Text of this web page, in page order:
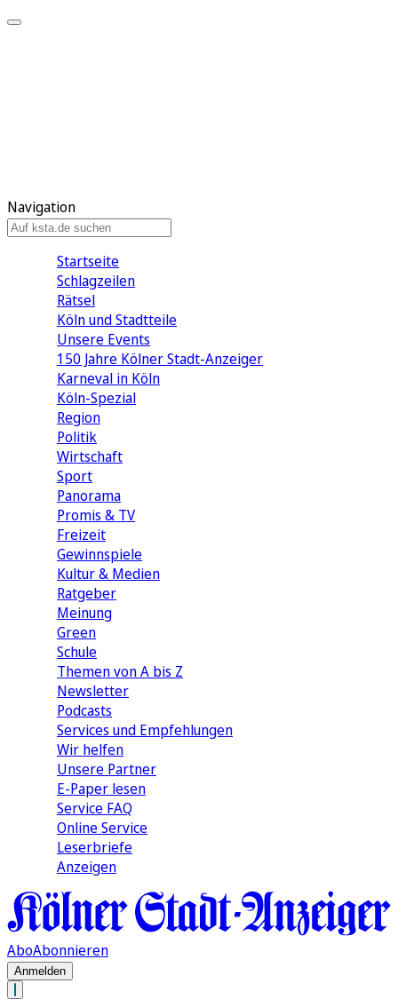
Navigation
Startseite
Schlagzeilen
Rätsel
Köln und Stadtteile
Unsere Events
150 Jahre Kölner Stadt-Anzeiger
Karneval in Köln
Köln-Spezial
Region
Politik
Wirtschaft
Sport
Panorama
Promis & TV
Freizeit
Gewinnspiele
Kultur & Medien
Ratgeber
Meinung
Green
Schule
Themen von A bis Z
Newsletter
Podcasts
Services und Empfehlungen
Wir helfen
Unsere Partner
E-Paper lesen
Service FAQ
Online Service
Leserbriefe
Anzeigen
AboAbonnieren
Anmelden